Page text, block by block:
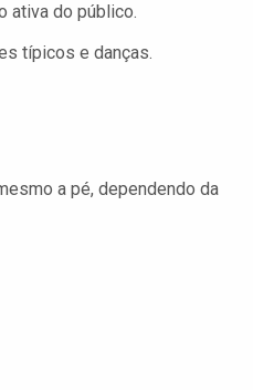
ativa do público.
típicos e danças.
a pé, dependendo da